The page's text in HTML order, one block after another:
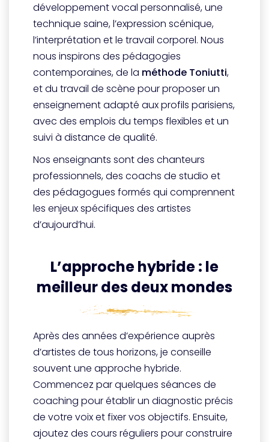
développement vocal personnalisé, une
technique saine, l’expression scénique,
l’interprétation et le travail corporel. Nous
nous inspirons des pédagogies
contemporaines, de la méthode Toniutti,
et du travail de scène pour proposer un
enseignement adapté aux profils parisiens,
avec des emplois du temps flexibles et un
suivi à distance de qualité.
Nos enseignants sont des chanteurs
professionnels, des coachs de studio et
des pédagogues formés qui comprennent
les enjeux spécifiques des artistes
d’aujourd’hui.
L’approche hybride : le
meilleur des deux mondes
Après des années d’expérience auprès
d’artistes de tous horizons, je conseille
souvent une approche hybride.
Commencez par quelques séances de
coaching pour établir un diagnostic précis
de votre voix et fixer vos objectifs. Ensuite,
ajoutez des cours réguliers pour construire